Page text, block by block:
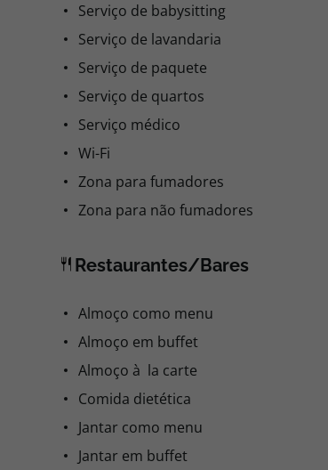
Serviço de babysitting
Serviço de lavandaria
Serviço de paquete
Serviço de quartos
Serviço médico
Wi-Fi
Zona para fumadores
Zona para não fumadores
Restaurantes/Bares
Almoço como menu
Almoço em buffet
Almoço à la carte
Comida dietética
Jantar como menu
Jantar em buffet